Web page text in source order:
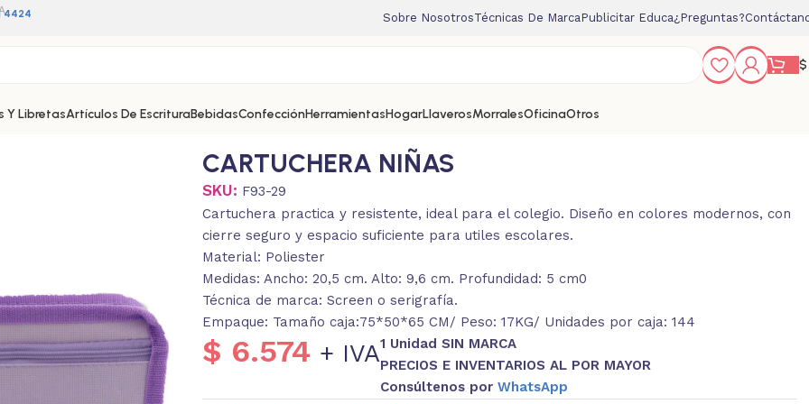
4424 Sobre NosotrosTécnicas De MarcaPublicitar Educa¿Preguntas?
$
Y LibretasArtículos De EscrituraBebidasConfecciónHerramientasHogarLlaverosMorralesOficinaOtros
CARTUCHERA NIÑAS
SKU: F93-29
Cartuchera practica y resistente, ideal para el colegio. Diseño en colores modernos, con
cierre seguro y espacio suficiente para utiles escolares.
Material: Poliester
Medidas: Ancho: 20,5 cm. Alto: 9,6 cm. Profundidad: 5 cm0
Técnica de marca: Screen o serigrafía.
Empaque: Tamaño caja:75*50*65 CM/ Peso: 17KG/ Unidades por caja: 144
$ 6.574 + IVA1 Unidad SIN MARCA
PRECIOS E INVENTARIOS AL POR MAYOR
Consúltenos por WhatsApp